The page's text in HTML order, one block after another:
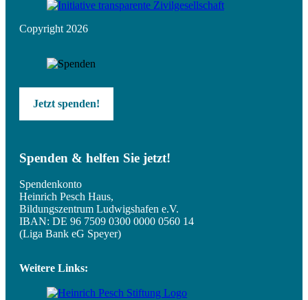
Copyright 2026
Jetzt spenden!
Spenden & helfen Sie jetzt!
Spendenkonto
Heinrich Pesch Haus,
Bildungszentrum Ludwigshafen e.V.
IBAN: DE 96 7509 0300 0000 0560 14
(Liga Bank eG Speyer)
Weitere Links: